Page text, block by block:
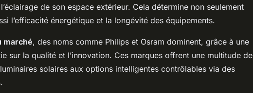
de son espace extérieur. Cela détermine non seulement
l’efficacité énergétique et la longévité des équipements.
marché, des noms comme Philips et Osram dominent, grâce à une
sur la qualité et l’innovation. Ces marques offrent une multitude de
solaires aux options intelligentes contrôlables via des